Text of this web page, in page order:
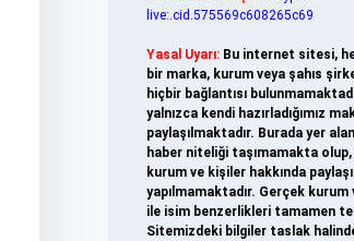
live:.cid.575569c608265c69
Yasal Uyarı: Bu internet sitesi,
bir marka, kurum veya şahıs
hiçbir bağlantısı
yalnızca kendi hazırladığımız
paylaşılmaktadır. Burada yer
haber niteliği taşımamakta
kurum ve kişiler hakkında
yapılmamaktadır. Gerçek kurum
ile isim benzerlikleri tamamen
Sitemizdeki bilgiler taslak